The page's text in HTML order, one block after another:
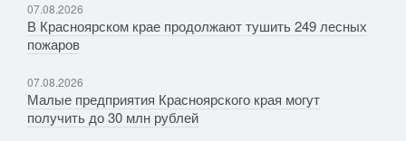
07.08.2026
В Красноярском крае продолжают тушить 249 лесных
пожаров
07.08.2026
Малые предприятия Красноярского края могут
получить до 30 млн рублей